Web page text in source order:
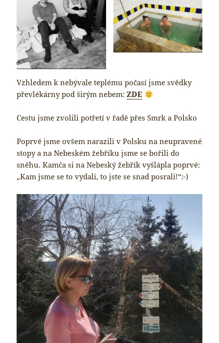
Vzhledem k nebývale teplému počasí jsme svědky
převlékárny pod širým nebem:ZDE
Cestu jsme zvolili potřetí v řadě přes Smrk a Polsko
Poprvé jsme ovšem narazili v Polsku na neupravené
stopy a na Nebeském žebříku jsme se bořili do
sněhu. Kamča si na Nebeský žebřík vyšlápla poprvé:
„Kam jsme se to vydali, to jste se snad posrali!“:-)